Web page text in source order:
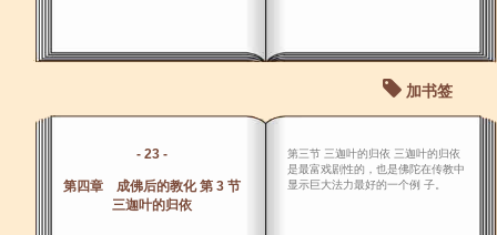
加书签
- 23 -
第四章 成佛后的教化 第 3 节
三迦叶的归依
第三节 三迦叶的归依 三迦叶的归依
是最富戏剧性的，也是佛陀在传教中
显示巨大法力最好的一个例 子。